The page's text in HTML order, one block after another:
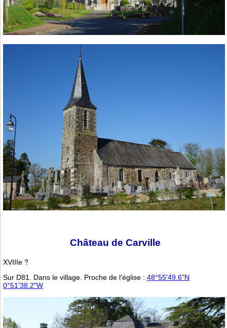
Château de Carville
XVIIIe ?
Sur D81. Dans le village. Proche de l'église : 48°55'49.6"N
0°51'38.2"W